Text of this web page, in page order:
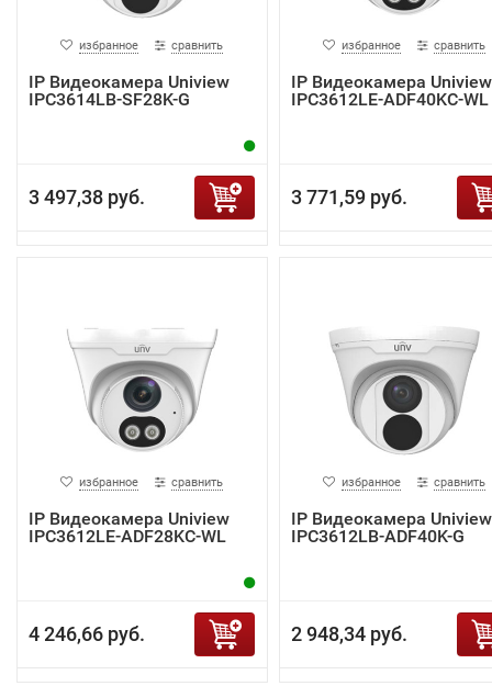
избранное сравнить
IP Видеокамера Uniview
IPC3614LB-SF28K-G
3 497,38 руб.
избранное сравнить
IP Видеокамера Uniview
IPC3612LE-ADF40KC-WL
3 771,59 руб.
избранное сравнить
IP Видеокамера Uniview
IPC3612LE-ADF28KC-WL
4 246,66 руб.
избранное сравнить
IP Видеокамера Uniview
IPC3612LB-ADF40K-G
2 948,34 руб.